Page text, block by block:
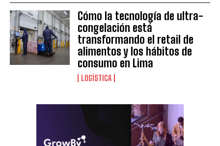
Cómo la tecnología de ultra-
congelación está
transformando el retail de
alimentos y los hábitos de
consumo en Lima
LOGÍSTICA